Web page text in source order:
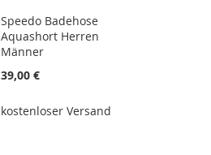
Speedo Badehose
Aquashort Herren
Männer
39,00 €
kostenloser Versand